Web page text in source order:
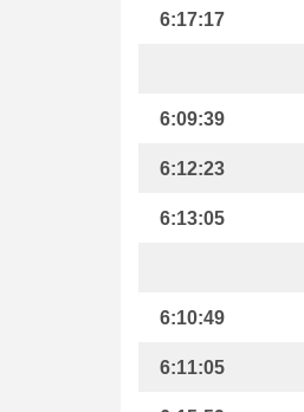
6:17:17
6:09:39
6:12:23
6:13:05
6:10:49
6:11:05